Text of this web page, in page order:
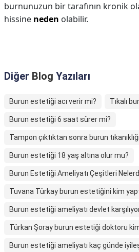
burnunuzun bir tarafının kronik
hissine neden olabilir.
Diğer Blog Yazıları
Burun estetiği acı verir mi? Tıkalı
Burun estetiği 6 saat sürer mi?
Tampon çıktıktan sonra burun
Burun estetiği 18 yaş altına olur mu?
Burun Estetiği Ameliyatı Çeşitleri
Tuvana Türkay burun estetiğini kim
Burun estetiği ameliyatı devlet
Türkan Şoray burun estetiği doktoru
Burun estetiği ameliyatı kaç günde